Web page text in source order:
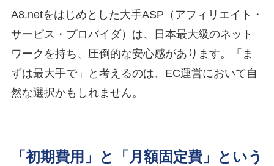
A8.netをはじめとした大手ASP（アフィリエイト・
サービス・プロバイダ）は、日本最大級のネット
ワークを持ち、圧倒的な安心感があります。「ま
ずは最大手で」と考えるのは、EC運営において自
然な選択かもしれません。
「初期費用」と
「月額固定費」という